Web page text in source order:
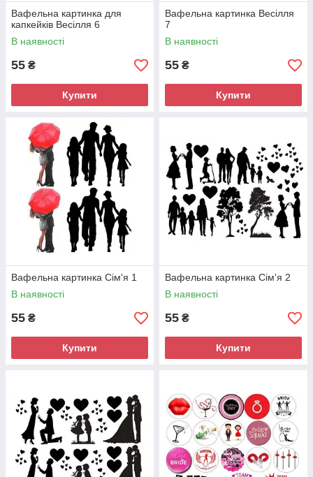
Вафельна картинка для
капкейків Весілля 6
В наявності
55 ₴
Купити
Вафельна картинка Весілля
7
В наявності
55 ₴
Купити
Вафельна картинка Сім'я 1
В наявності
55 ₴
Купити
Вафельна картинка Сім'я 2
В наявності
55 ₴
Купити